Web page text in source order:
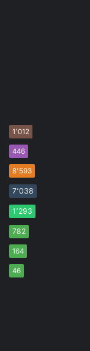
1٬012
446
8٬593
7٬038
1٬293
782
164
46